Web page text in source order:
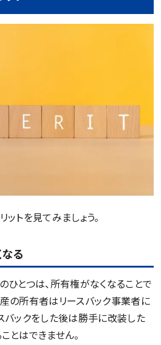
ットを見てみましょう。
る
ひとつは、所有権がなくなることで
の所有者はリースバック事業者に
バックをした後は勝手に改装した
とはできません。